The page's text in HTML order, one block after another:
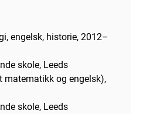
engelsk, historie, 2012–
skole, Leeds
matematikk og engelsk),
skole, Leeds